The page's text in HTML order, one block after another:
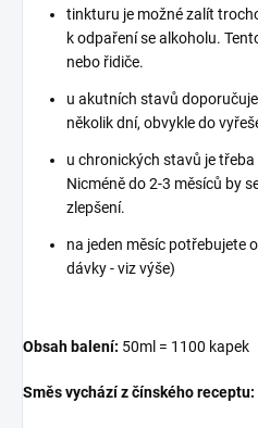
tinkturu je možné zalít
k odpaření se alkoholu.
nebo řidiče.
u akutních stavů
několik dní, obvykle do
u chronických stavů je
Nicméně do 2-3 měsíců by
zlepšení.
na jeden měsíc potřebujete
dávky - viz výše)
Obsah balení: 50ml = 1100 kapek
Směs vychází z čínského receptu: